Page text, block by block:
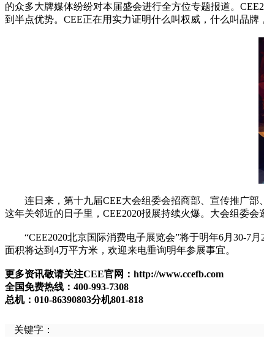
的众多大牌媒体纷纷对本届盛会进行全方位专题报道。
到半点优势。CEE正在用实力证明什么叫权威，什么叫品牌
连日来，第十九届CEE大会组委会招商部、宣传推广部
这年关邻近的日子里，CEE2020报展持续火爆。大会组委
“CEE2020北京国际消费电子展览会”将于明年6月30-7月
面积将达到4万平方米，欢迎来电垂询明年参展事宜。
更多资讯敬请关注CEE官网：http://www.ccefb.com
全国免费热线：400-993-7308
总机：010-86390803分机801-818
关键字：